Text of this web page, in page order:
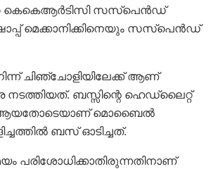
സസ്പെൻഡ്
മെക്കാനിക്കിനെയും സസ്പെൻഡ്
ചിഞ്ചോളിയിലേക്ക് ആണ്
ബസ്സിന്റെ ഹെഡ്ലൈറ്റ്
ആയതോടെയാണ് മൊബൈൽ
ബസ് ഓടിച്ചത്.
പരിശോധിക്കാതിരുന്നതിനാണ്